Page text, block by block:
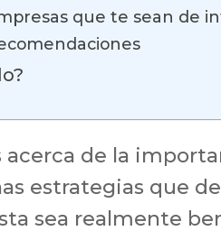
que te sean de
acerca de la
estrategias que
sea realmente